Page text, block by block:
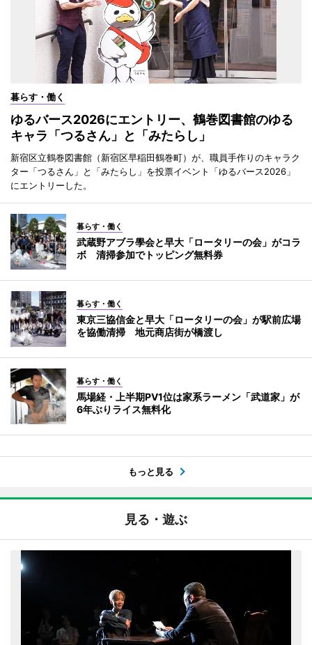
暮らす・働く
ゆるバース2026にエントリー、鶴巻図書館のゆる
キャラ「つるさん」と「みたらし」
新宿区立鶴巻図書館（新宿区早稲田鶴巻町）が、職員手作りのキャラク
ター「つるさん」と「みたらし」を投票イベント「ゆるバース2026」
にエントリーした。
暮らす・働く
武蔵野アブラ學会と早大「ロータリーの会」がコラ
ボ 清掃参加でトッピング無料券
暮らす・働く
東京三協信金と早大「ロータリーの会」が駅前広場
を協働清掃 地元商店街が橋渡し
暮らす・働く
馬場経・上半期PV1位は家系ラーメン「武道家」が
6年ぶりライス無料化
もっと見る
見る・遊ぶ